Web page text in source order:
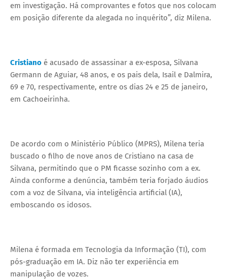
em investigação. Há comprovantes e fotos que nos colocam
em posição diferente da alegada no inquérito”, diz Milena.
Cristiano é acusado de assassinar a ex-esposa, Silvana
Germann de Aguiar, 48 anos, e os pais dela, Isail e Dalmira,
69 e 70, respectivamente, entre os dias 24 e 25 de janeiro,
em Cachoeirinha.
De acordo com o Ministério Público (MPRS), Milena teria
buscado o filho de nove anos de Cristiano na casa de
Silvana, permitindo que o PM ficasse sozinho com a ex.
Ainda conforme a denúncia, também teria forjado áudios
com a voz de Silvana, via inteligência artificial (IA),
emboscando os idosos.
Milena é formada em Tecnologia da Informação (TI), com
pós-graduação em IA. Diz não ter experiência em
manipulação de vozes.